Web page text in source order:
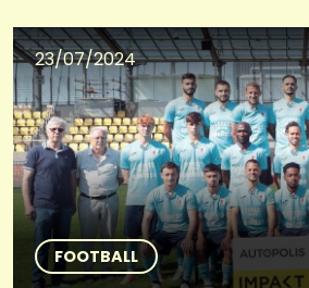
23/07/2024
FOOTBALL